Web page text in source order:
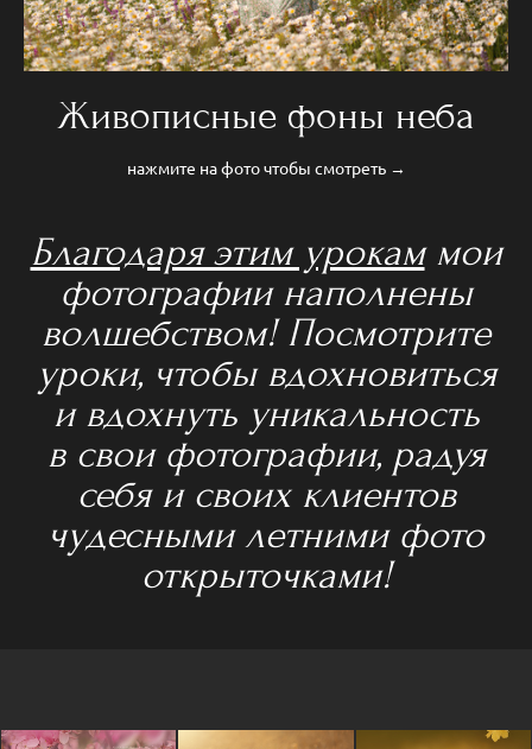
Живописные фоны неба
нажмите на фото чтобы смотреть →
Благодаря этим урокаммои
фотографии наполнены
волшебством! Посмотрите
уроки, чтобы вдохновиться
и вдохнуть уникальность
в свои фотографии, радуя
себя и своих клиентов
чудесными летними фото
открыточками!